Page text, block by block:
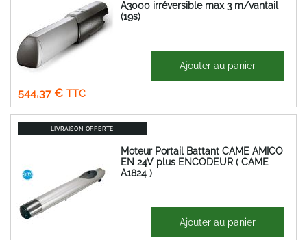
A3000 irréversible max 3 m/vantail
(19s)
544,37 €
833,22 € Ajouter au panier
LIVRAISON OFFERTE
Moteur Portail Battant CAME AMICO
EN 24V plus ENCODEUR ( CAME
A1824 )
727,14 € Ajouter au panier